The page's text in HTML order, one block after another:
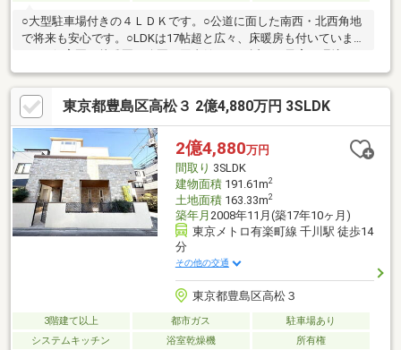
○大型駐車場付きの４ＬＤＫです。○公道に面した南西・北西角地
で将来も安心です。○LDKは17帖超と広々、床暖房も付いていま
整っています。○民泊登録物件により投資用にも活用できます。
東京都豊島区高松３ 2億4,880万円 3SLDK
2億4,880万円
間取り 3SLDK
建物面積191.61m2
土地面積163.33m2
築年月 2008年11月(築17年10ヶ月)
東京メトロ有楽町線 千川駅 徒歩14
分
その他の交通
東京都豊島区高松３
3階建て以上 都市ガス
駐車場あり
システムキッチン
浴室乾燥機 所有権